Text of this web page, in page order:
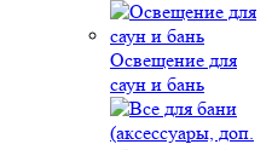
Освещение для
саун и бань